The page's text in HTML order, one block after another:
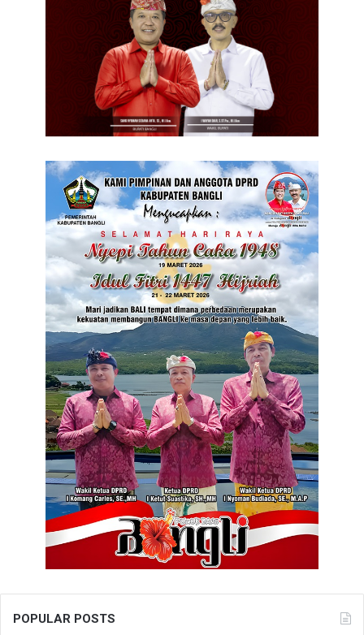
POPULAR POSTS